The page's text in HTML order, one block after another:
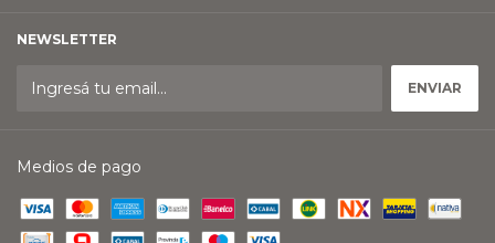
NEWSLETTER
Medios de pago